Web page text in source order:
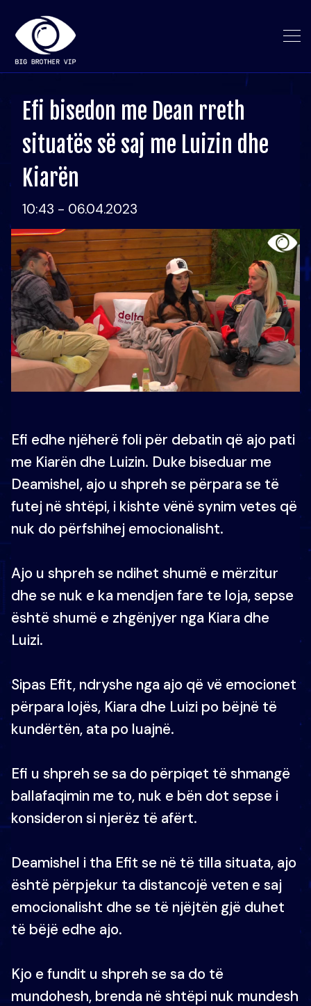
Efi bisedon me Dean rreth
situatës së saj me Luizin dhe
Kiarën
10:43 - 06.04.2023
Efi edhe njëherë foli për debatin që ajo pati
me Kiarën dhe Luizin. Duke biseduar me
Deamishel, ajo u shpreh se përpara se të
futej në shtëpi, i kishte vënë synim vetes që
nuk do përfshihej emocionalisht.
Ajo u shpreh se ndihet shumë e mërzitur
dhe se nuk e ka mendjen fare te loja, sepse
është shumë e zhgënjyer nga Kiara dhe
Luizi.
Sipas Efit, ndryshe nga ajo që vë emocionet
përpara lojës, Kiara dhe Luizi po bëjnë të
kundërtën, ata po luajnë.
Efi u shpreh se sa do përpiqet të shmangë
ballafaqimin me to, nuk e bën dot sepse i
konsideron si njerëz të afërt.
Deamishel i tha Efit se në të tilla situata, ajo
është përpjekur ta distancojë veten e saj
emocionalisht dhe se të njëjtën gjë duhet
të bëjë edhe ajo.
Kjo e fundit u shpreh se sa do të
mundohesh, brenda në shtëpi nuk mundesh